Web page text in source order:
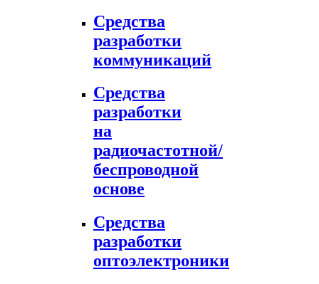
Средства
разработки
коммуникаций
Средства
разработки
на
радиочастотной/
беспроводной
основе
Средства
разработки
оптоэлектроники